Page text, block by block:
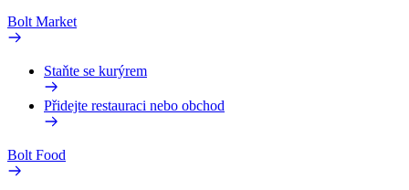
Bolt Market
Staňte se kurýrem
Přidejte restauraci nebo obchod
Bolt Food